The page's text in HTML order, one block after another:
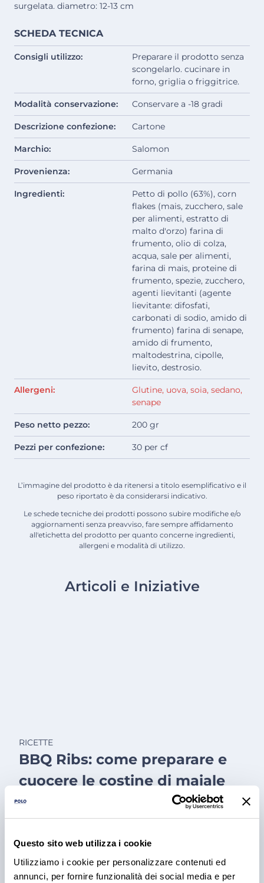
Questo sito web utilizza i cookie
Utilizziamo i cookie per personalizzare contenuti ed
annunci, per fornire funzionalità dei social media e per
surgelata. diametro: 12-13 cm
SCHEDA TECNICA
Consigli utilizzo:
Preparare il prodotto senza
scongelarlo. cucinare in
forno, griglia o friggitrice.
Modalità conservazione: Conservare a -18 gradi
Descrizione confezione: Cartone
Marchio: Salomon
Provenienza: Germania
Ingredienti:
Petto di pollo (63%), corn
flakes (mais, zucchero, sale
per alimenti, estratto di
malto d'orzo) farina di
frumento, olio di colza,
acqua, sale per alimenti,
farina di mais, proteine di
frumento, spezie, zucchero,
agenti lievitanti (agente
lievitante: difosfati,
carbonati di sodio, amido di
frumento) farina di senape,
amido di frumento,
maltodestrina, cipolle,
lievito, destrosio.
Allergeni:
Glutine, uova, soia, sedano,
senape
Peso netto pezzo: 200 gr
Pezzi per confezione: 30 per cf
L’immagine del prodotto è da ritenersi a titolo esemplificativo e il
peso riportato è da considerarsi indicativo.
Le schede tecniche dei prodotti possono subire modifiche e/o
aggiornamenti senza preavviso, fare sempre affidamento
all'etichetta del prodotto per quanto concerne ingredienti,
allergeni e modalità di utilizzo.
Articoli e Iniziative
RICETTE
BBQ Ribs: come preparare e
cuocere le costine di maiale
Scopri come preparare e cuocere le BBQ ribs per il
3 ago 2026